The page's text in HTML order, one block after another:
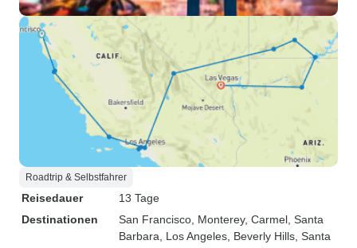
Roadtrip & Selbstfahrer
Reisedauer
13 Tage
Destinationen
San Francisco , Monterey, Carmel , Santa
Barbara , Los Angeles , Beverly Hills , Santa